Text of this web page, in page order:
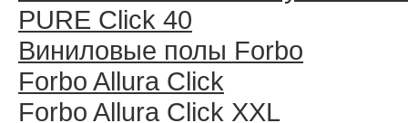
PURE Click 40
Виниловые полы Forbo
Forbo Allura Click
Forbo Allura Click XXL